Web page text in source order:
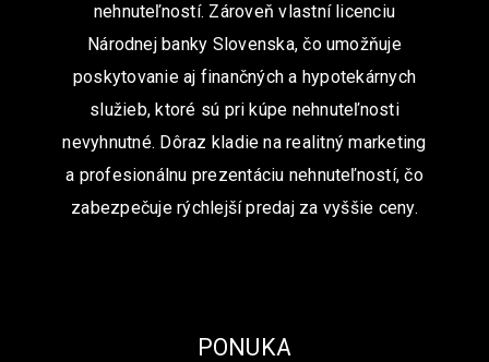
nehnuteľností. Zároveň vlastní licenciu
Národnej banky Slovenska, čo umožňuje
poskytovanie aj finančných a hypotekárnych
služieb, ktoré sú pri kúpe nehnuteľnosti
nevyhnutné. Dôraz kladie na realitný marketing
a profesionálnu prezentáciu nehnuteľností, čo
zabezpečuje rýchlejší predaj za vyššie ceny.
PONUKA